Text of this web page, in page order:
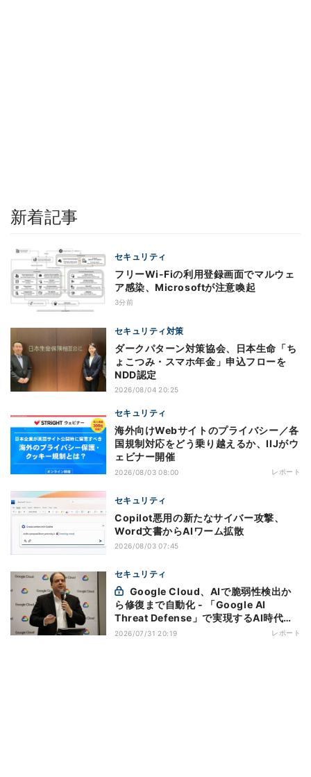
新着記事
セキュリティ
フリーWi-Fiの利用登録画面でマルウェ
ア感染、Microsoftが注意喚起
3分前
セキュリティ対策
ダークパターン対策協会、日本生命「ち
ょこつみ・スマホ年金」申込フローを
NDD認定
2026/08/04 20:25
セキュリティ
海外向けWebサイトのプライバシー／各
国規制対応をどう乗り越えるか、IIJがウ
ェビナー開催
2026/08/03 08:00 レポート
セキュリティ
Copilot悪用の新たなサイバー攻撃、
Word文書からAIワーム拡散
2026/08/03 07:45
セキュリティ
ら修復まで自動化 - 「Google AI
Threat Defense」で実現するAI時代の
防御戦略
2026/07/31 20:19 レポート